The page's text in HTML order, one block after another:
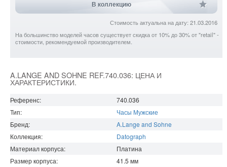
В коллекцию
Стоимость актуальна на дату: 21.03.2016
На большинство моделей часов существует скидка от 10% до 30% от "retail" -
стоимости, рекомендуемой производителем.
A.LANGE AND SOHNE REF.740.036: ЦЕНА И
ХАРАКТЕРИСТИКИ.
Референс:
740.036
Тип:
Часы Мужские
Бренд:
A.Lange and Sohne
Коллекция:
Datograph
Материал корпуса:
Платина
Размер корпуса:
41.5 мм